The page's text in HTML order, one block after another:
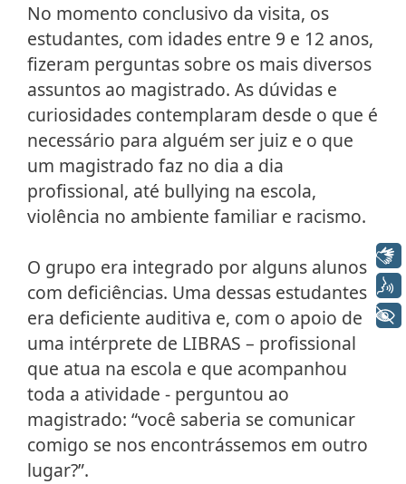
No momento conclusivo da visita, os
estudantes, com idades entre 9 e 12 anos,
fizeram perguntas sobre os mais diversos
assuntos ao magistrado. As dúvidas e
curiosidades contemplaram desde o que é
necessário para alguém ser juiz e o que
um magistrado faz no dia a dia
profissional, até bullying na escola,
violência no ambiente familiar e racismo.
O grupo era integrado por alguns alunos
com deficiências. Uma dessas estudantes
era deficiente auditiva e, com o apoio de
uma intérprete de LIBRAS – profissional
que atua na escola e que acompanhou
toda a atividade - perguntou ao
magistrado: “você saberia se comunicar
comigo se nos encontrássemos em outro
lugar?”.
Libras
Voz
+ Acessibilidade